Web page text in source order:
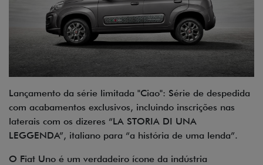
Lançamento da série limitada "Ciao": Série de despedida
com acabamentos exclusivos, incluindo inscrições nas
laterais com os dizeres “LA STORIA DI UNA
LEGGENDA”, italiano para “a história de uma lenda”.
O Fiat Uno é um verdadeiro ícone da indústria